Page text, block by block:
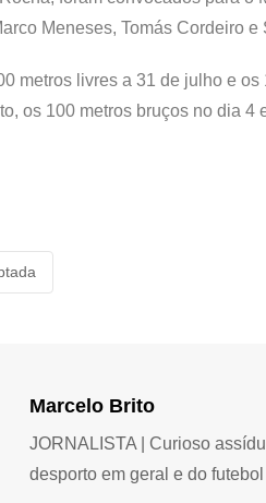
Meneses, Tomás Cordeiro e
metros livres a 31 de julho e
os 100 metros bruços no dia
Marcelo Brito
JORNALISTA | Curioso
desporto em geral e do